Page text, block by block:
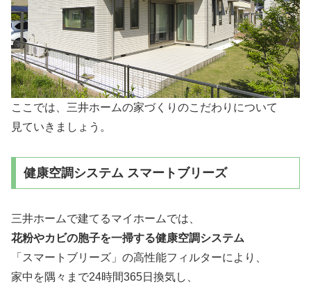
ここでは、三井ホームの家づくりのこだわりについて
見ていきましょう。
健康空調システム スマートブリーズ
三井ホームで建てるマイホームでは、
花粉やカビの胞子を一掃する健康空調システム
「スマートブリーズ」の高性能フィルターにより、
家中を隅々まで24時間365日換気し、